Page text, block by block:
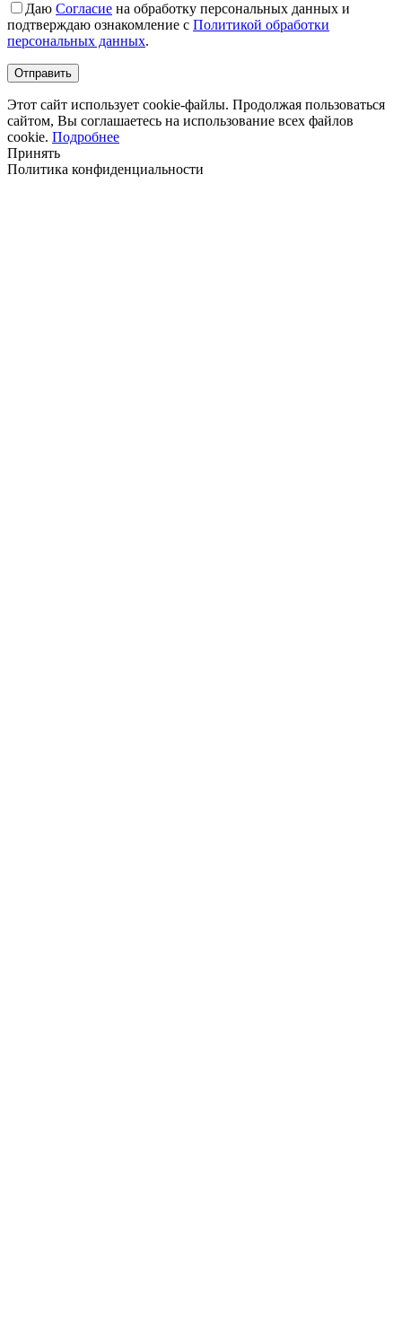
Даю Согласие на обработку персональных данных и
подтверждаю ознакомление с Политикой обработки
персональных данных.
Этот сайт использует cookie-файлы. Продолжая пользоваться
сайтом, Вы соглашаетесь на использование всех файлов
cookie. Подробнее
Принять
Политика конфиденциальности